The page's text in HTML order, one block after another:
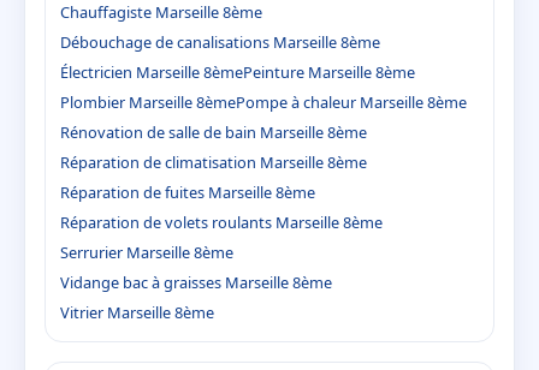
Chauffagiste Marseille 8ème
Débouchage de canalisations Marseille 8ème
Électricien Marseille 8èmePeinture Marseille 8ème
Plombier Marseille 8èmePompe à chaleur Marseille 8ème
Rénovation de salle de bain Marseille 8ème
Réparation de climatisation Marseille 8ème
Réparation de fuites Marseille 8ème
Réparation de volets roulants Marseille 8ème
Serrurier Marseille 8ème
Vidange bac à graisses Marseille 8ème
Vitrier Marseille 8ème